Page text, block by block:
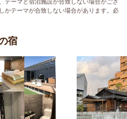
かテーマが合致しない場合があります。必
宿